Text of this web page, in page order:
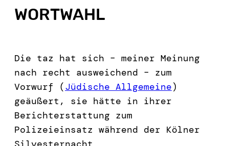
WORTWAHL
Die taz hat sich – meiner Meinung
nach recht ausweichend – zum
Vorwurf (Jüdische Allgemeine)
geäußert, sie hätte in ihrer
Berichterstattung zum
Polizeieinsatz während der Kölner